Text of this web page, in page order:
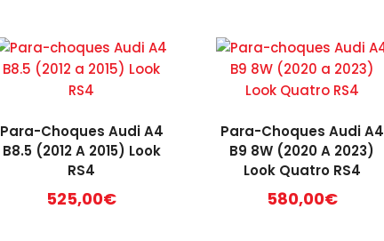
Para-Choques Audi A4
B8.5 (2012 A 2015) Look
RS4
525,00€
Para-Choques Audi A4
B9 8W (2020 A 2023)
Look Quatro RS4
580,00€